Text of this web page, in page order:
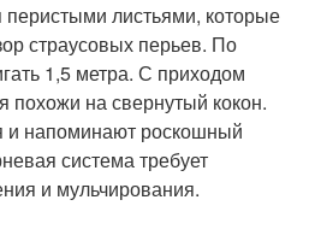
перистыми листьями, которые
страусовых перьев. По
1,5 метра. С приходом
похожи на свернутый кокон.
и напоминают роскошный
система требует
и мульчирования.